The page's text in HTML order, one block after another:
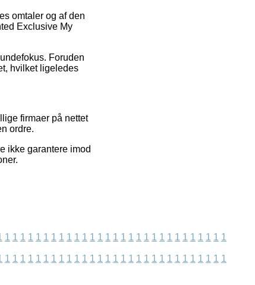
omtaler og af den
Exclusive My
Foruden
hvilket ligeledes
firmaer på nettet
ordre.
ikke garantere imod
1 1 1 1 1 1 1 1 1 1 1 1 1 1 1 1 1 1 1 1 1 1 1 1 1 1 1 1 1
1 1 1 1 1 1 1 1 1 1 1 1 1 1 1 1 1 1 1 1 1 1 1 1 1 1 1 1 1